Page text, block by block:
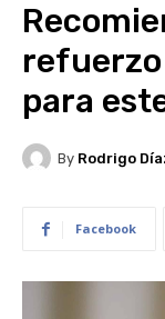
refuerzo
para
By Rodrigo
Facebook